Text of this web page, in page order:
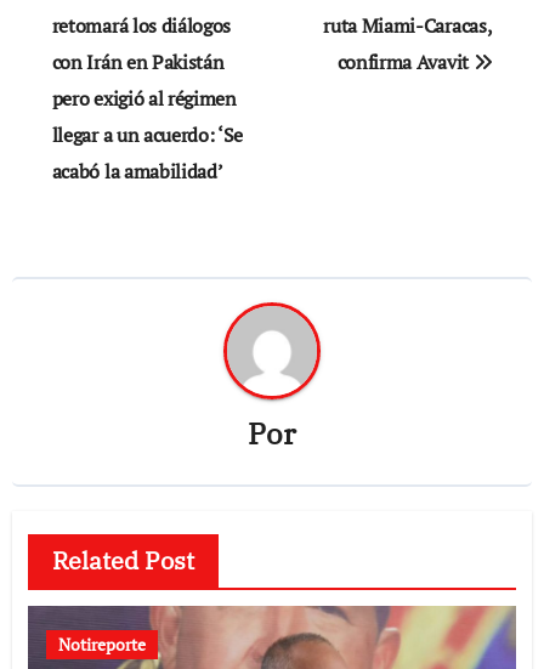
entradas
retomará los diálogos
con Irán en Pakistán
pero exigió al régimen
llegar a un acuerdo: ‘Se
acabó la amabilidad’
ruta Miami-Caracas,
confirma Avavit
Por
Related Post
Notireporte